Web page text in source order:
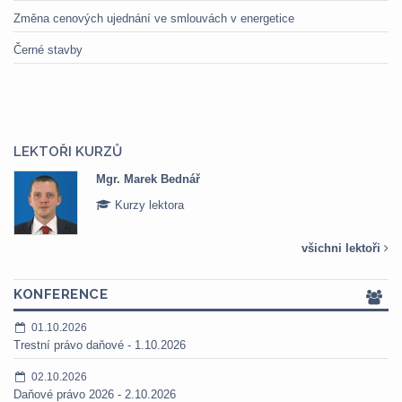
Změna cenových ujednání ve smlouvách v energetice
Černé stavby
LEKTOŘI KURZŮ
Mgr. Marek Bednář
Kurzy lektora
všichni lektoři
KONFERENCE
01.10.2026
Trestní právo daňové - 1.10.2026
02.10.2026
Daňové právo 2026 - 2.10.2026